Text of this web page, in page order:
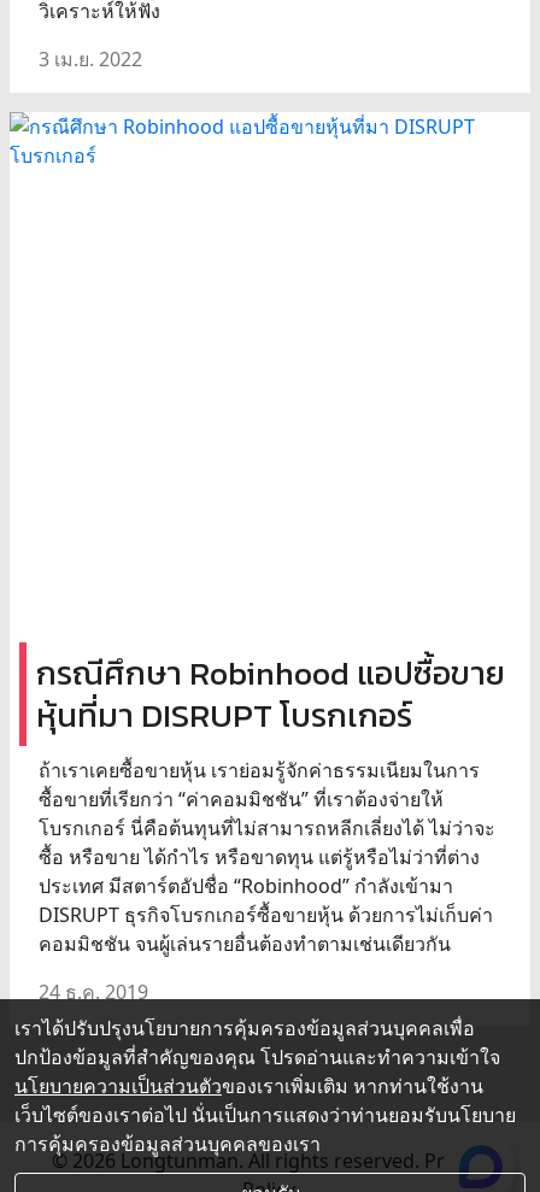
วิเคราะห์ให้ฟัง
3 เม.ย. 2022
กรณีศึกษา Robinhood แอปซื้อขาย
หุ้นที่มา DISRUPT โบรกเกอร์
ถ้าเราเคยซื้อขายหุ้น เราย่อมรู้จักค่าธรรมเนียมในการ
ซื้อขายที่เรียกว่า “ค่าคอมมิชชัน” ที่เราต้องจ่ายให้
โบรกเกอร์ นี่คือต้นทุนที่ไม่สามารถหลีกเลี่ยงได้ ไม่ว่าจะ
ซื้อ หรือขาย ได้กำไร หรือขาดทุน แต่รู้หรือไม่ว่าที่ต่าง
ประเทศ มีสตาร์ตอัปชื่อ “Robinhood” กำลังเข้ามา
DISRUPT ธุรกิจโบรกเกอร์ซื้อขายหุ้น ด้วยการไม่เก็บค่า
คอมมิชชัน จนผู้เล่นรายอื่นต้องทำตามเช่นเดียวกัน
24 ธ.ค. 2019
© 2026 Longtunman. All rights reserved. Privacy
เราได้ปรับปรุงนโยบายการคุ้มครองข้อมูลส่วนบุคคลเพื่อ
ปกป้องข้อมูลที่สำคัญของคุณ โปรดอ่านและทำความเข้าใจ
นโยบายความเป็นส่วนตัวของเราเพิ่มเติม หากท่านใช้งาน
เว็บไซต์ของเราต่อไป นั่นเป็นการแสดงว่าท่านยอมรับนโยบาย
การคุ้มครองข้อมูลส่วนบุคคลของเรา